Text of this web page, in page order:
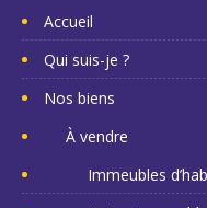
Accueil
Qui suis-je ?
Nos biens
À vendre
Immeubles